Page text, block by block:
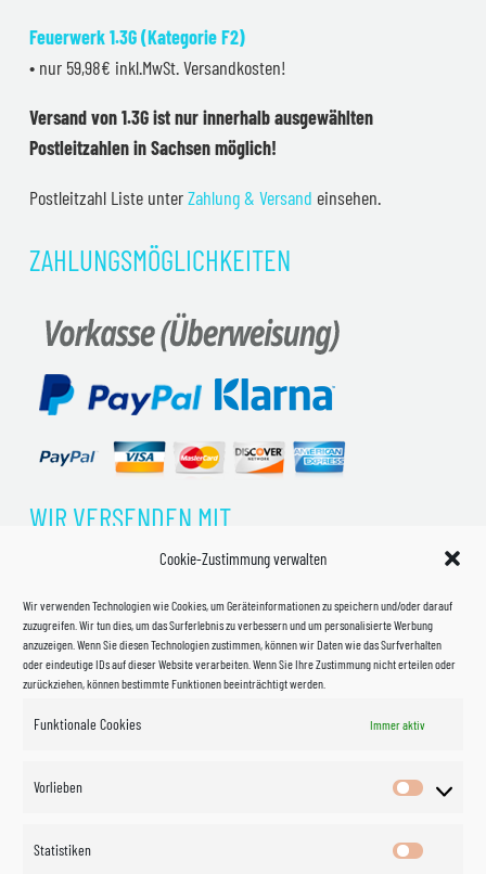
Cookie-Zustimmung verwalten
Wir verwenden Technologien wie Cookies, um Geräteinformationen zu speichern und/oder darauf
zuzugreifen. Wir tun dies, um das Surferlebnis zu verbessern und um personalisierte Werbung
anzuzeigen. Wenn Sie diesen Technologien zustimmen, können wir Daten wie das Surfverhalten
oder eindeutige IDs auf dieser Website verarbeiten. Wenn Sie Ihre Zustimmung nicht erteilen oder
zurückziehen, können bestimmte Funktionen beeinträchtigt werden.
Funktionale Cookies Immer aktiv
Vorlieben
Vorlieben
Statistiken
Feuerwerk 1.3G (Kategorie F2)
• nur 59,98€ inkl.MwSt. Versandkosten!
Versand von 1.3G ist nur innerhalb ausgewählten
Postleitzahlen in Sachsen möglich!
Postleitzahl Liste unterZahlung & Versand einsehen.
ZAHLUNGSMÖGLICHKEITEN
WIR VERSENDEN MIT